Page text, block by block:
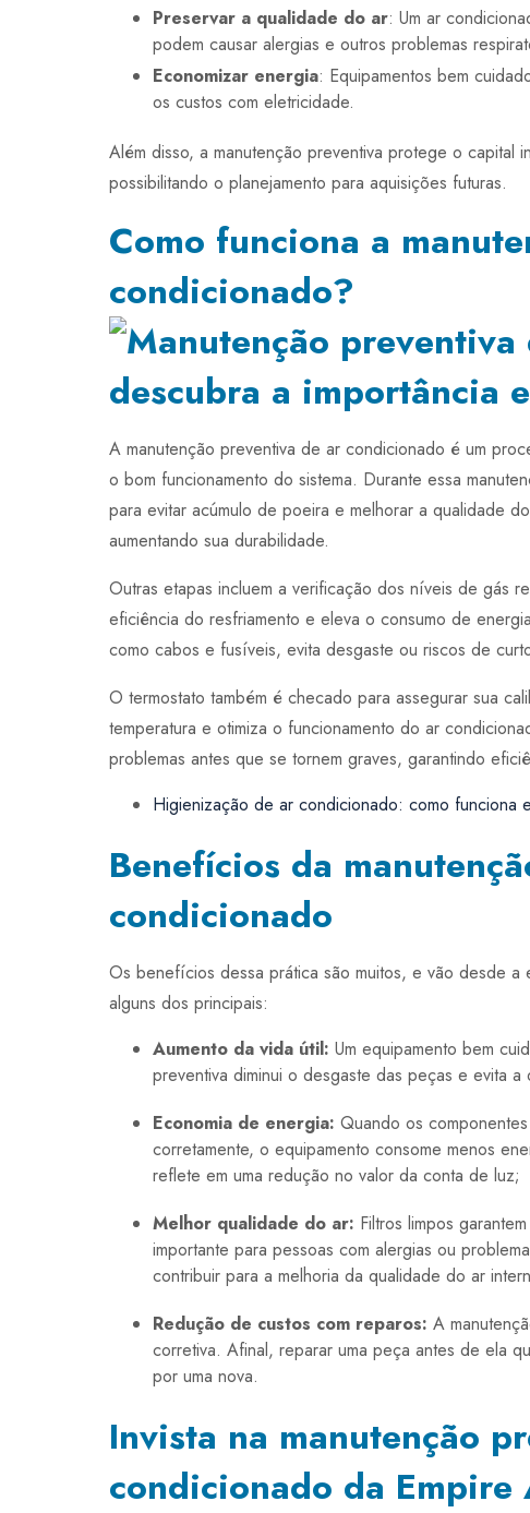
Preservar a qualidade do ar: Um ar
podem causar alergias e outros problemas
Economizar energia: Equipamentos bem
os custos com eletricidade.
Além disso, a manutenção preventiva protege o capital
possibilitando o planejamento para aquisições futuras.
Como funciona a
condicionado?
A manutenção preventiva de ar condicionado é um
o bom funcionamento do sistema. Durante essa
para evitar acúmulo de poeira e melhorar a qualidade
aumentando sua durabilidade.
Outras etapas incluem a verificação dos níveis de gás
eficiência do resfriamento e eleva o consumo de
como cabos e fusíveis, evita desgaste ou riscos de
O termostato também é checado para assegurar sua
temperatura e otimiza o funcionamento do ar
problemas antes que se tornem graves, garantindo
Higienização de ar condicionado: como
Benefícios da
condicionado
Os benefícios dessa prática são muitos, e vão desde
alguns dos principais:
Aumento da vida útil: Um equipamento bem
preventiva diminui o desgaste das peças e evita
Economia de energia: Quando os
corretamente, o equipamento consome menos
reflete em uma redução no valor da conta de luz;
Melhor qualidade do ar: Filtros limpos
importante para pessoas com alergias ou
contribuir para a melhoria da qualidade do ar
Redução de custos com reparos: A
corretiva. Afinal, reparar uma peça antes de ela
por uma nova.
Invista na manutenção
condicionado da